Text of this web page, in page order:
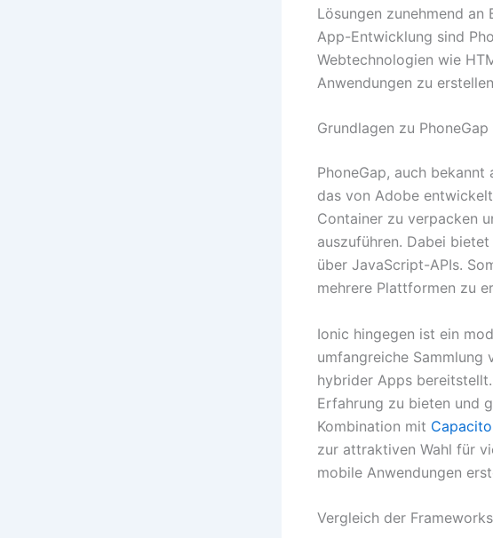
Lösungen zunehmend
App-Entwicklung sind
Webtechnologien wie
Anwendungen zu
Grundlagen zu
PhoneGap, auch
das von Adobe
Container zu verpacken
auszuführen. Dabei
über JavaScript-APIs.
mehrere Plattformen zu
Ionic hingegen ist ein
umfangreiche Sammlung
hybrider Apps
Erfahrung zu bieten und
Kombination mit
zur attraktiven Wahl für
mobile Anwendungen
Vergleich der Frameworks